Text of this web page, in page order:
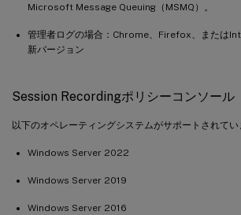
Microsoft Message Queuing（MSMQ）。
管理者ログの場合：Chrome、Firefox、または
新バージョン
Session Recordingポリシーコンソール
以下のオペレーティングシステムがサポートされてい
Windows Server 2022
Windows Server 2019
Windows Server 2016